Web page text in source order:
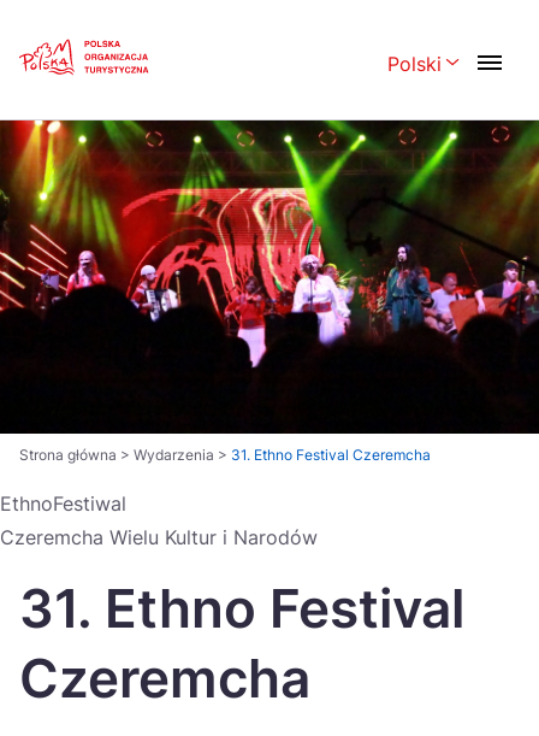
Polski
Polski English
Česká 中国
Dansk Deutsch
Español Français
Magyar
Português Norsk
Suomi
Україна
Zamknij
Strona główna > Wydarzenia > 31. Ethno Festival Czeremcha
EthnoFestiwal
Czeremcha Wielu Kultur i Narodów
31. Ethno Festival
Czeremcha